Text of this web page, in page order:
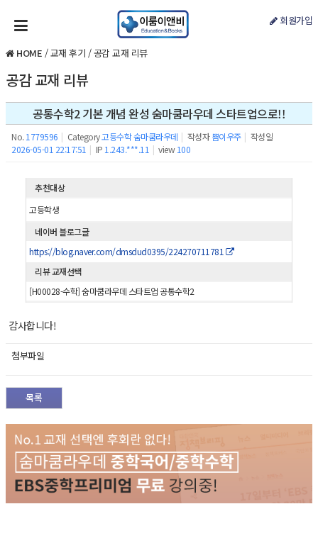
회원가입
HOME /교재 후기 /공감 교재 리뷰
공감 교재 리뷰
공통수학2 기본 개념 완성 숨마쿰라우데 스타트업으로!!
No. 1779596 | Category고등수학 숨마쿰라우데 | 작성자 쁨이우주 | 작성일
2026-05-01 22:17:51 | IP 1.243.***.11 | view 100
추천대상
고등학생
네이버 블로그글
https://blog.naver.com/dmsdud0395/224270711781
리뷰 교재선택
[H00028-수학] 숨마쿰라우데 스타트업 공통수학2
감사합니다!
첨부파일
목록